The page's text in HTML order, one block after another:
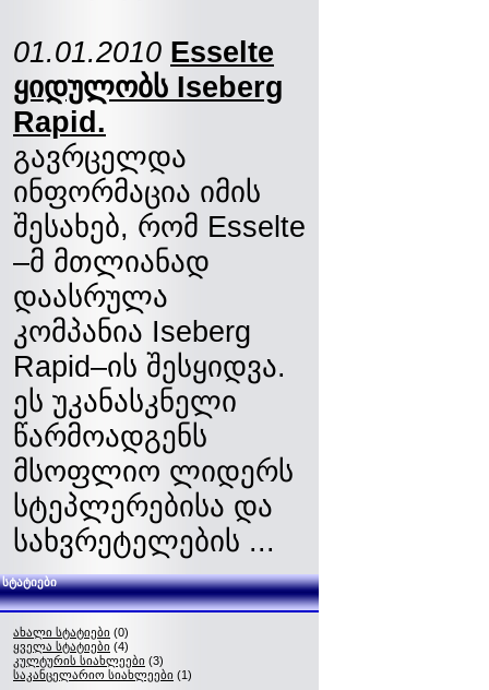
01.01.2010 Esselte
ყიდულობს Iseberg
Rapid.
გავრცელდა
ინფორმაცია იმის
შესახებ, რომ Esselte
–მ მთლიანად
დაასრულა
კომპანია Iseberg
Rapid–ის შესყიდვა.
ეს უკანასკნელი
წარმოადგენს
მსოფლიო ლიდერს
სტეპლერებისა და
სახვრეტელების ...
სტატიები
ახალი სტატიები (0)
ყველა სტატიები (4)
კულტურის სიახლეები (3)
საკანცელარიო სიახლეები (1)